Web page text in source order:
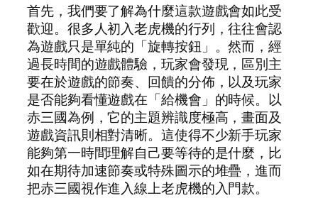
首先，我們要了解為什麼這款遊戲會如此受
歡迎。很多人初入老虎機的行列，往往會認
為遊戲只是單純的「旋轉按鈕」。然而，經
過長時間的遊戲體驗，玩家會發現，區別主
要在於遊戲的節奏、回饋的分佈，以及玩家
是否能夠看懂遊戲在「給機會」的時候。以
赤三國為例，它的主題辨識度極高，畫面及
遊戲資訊則相對清晰。這使得不少新手玩家
能夠第一時間理解自己要等待的是什麼，比
如在期待加速節奏或特殊圖示的堆疊，進而
把赤三國視作進入線上老虎機的入門款。